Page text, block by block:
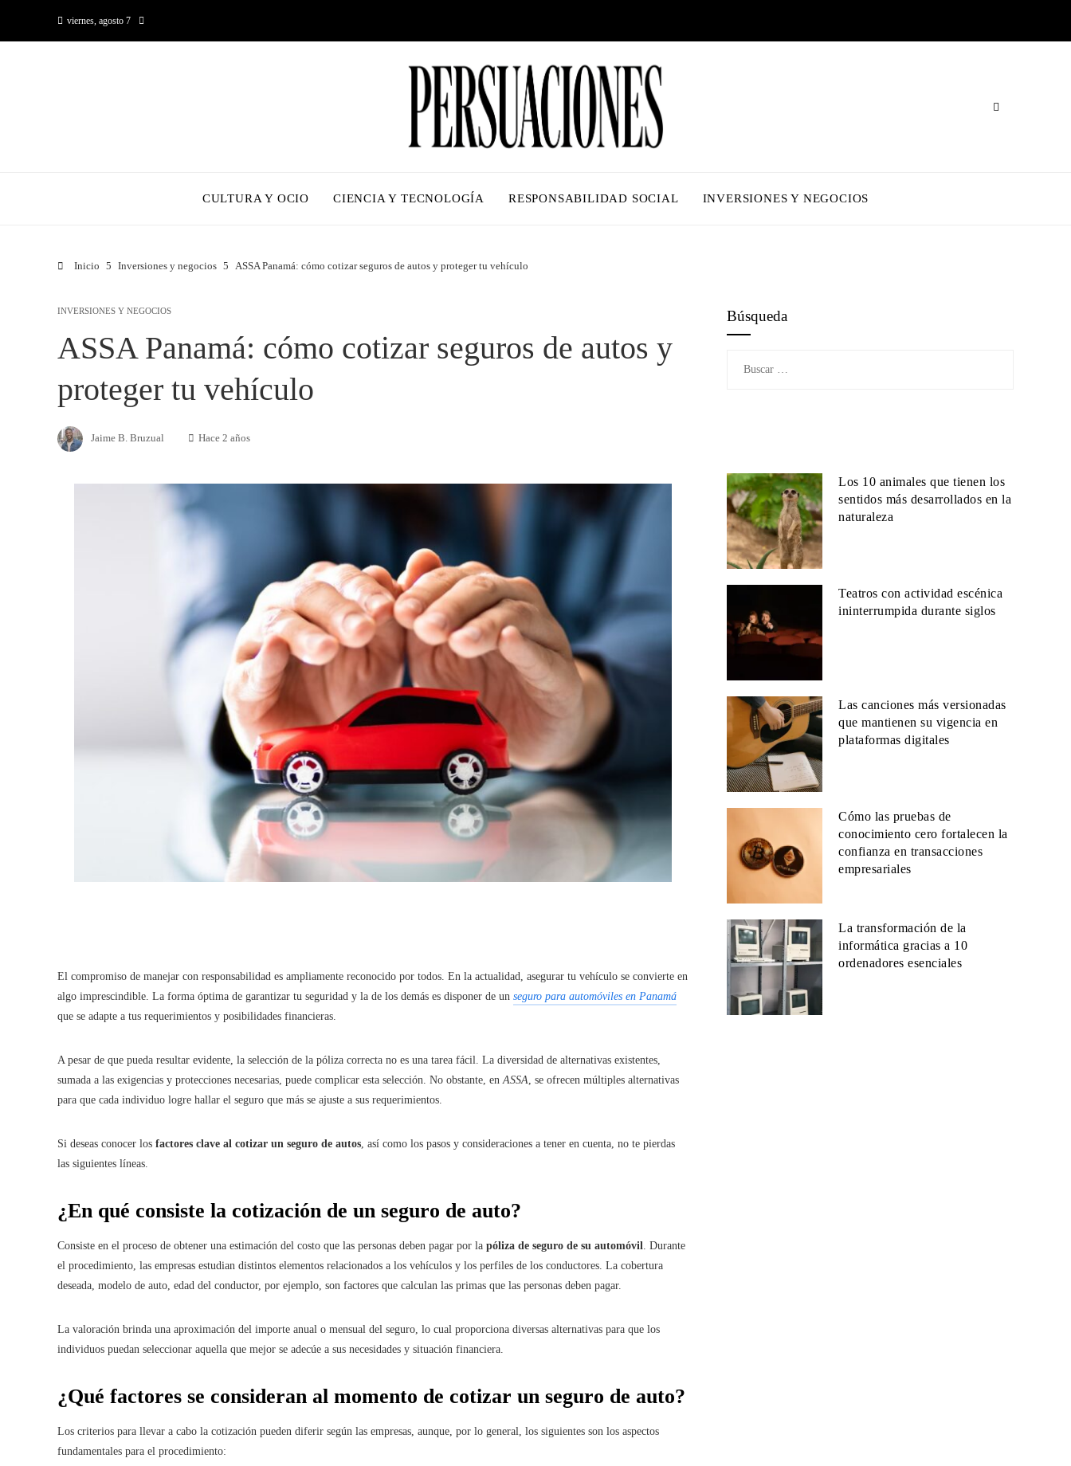
viernes, agosto 7
CULTURA Y OCIO CIENCIA Y TECNOLOGÍA RESPONSABILIDAD SOCIAL INVERSIONES Y NEGOCIOS
Inicio Inversiones y negocios ASSA Panamá: cómo cotizar seguros de autos y proteger tu vehículo
INVERSIONES Y NEGOCIOS
ASSA Panamá: cómo cotizar seguros de autos y
proteger tu vehículo
Jaime B. Bruzual Hace 2 años
El compromiso de manejar con responsabilidad es ampliamente reconocido por todos. En la actualidad, asegurar tu vehículo se convierte en
algo imprescindible. La forma óptima de garantizar tu seguridad y la de los demás es disponer de un seguro para automóviles en Panamá
que se adapte a tus requerimientos y posibilidades financieras.
A pesar de que pueda resultar evidente, la selección de la póliza correcta no es una tarea fácil. La diversidad de alternativas existentes,
sumada a las exigencias y protecciones necesarias, puede complicar esta selección. No obstante, en ASSA , se ofrecen múltiples alternativas
para que cada individuo logre hallar el seguro que más se ajuste a sus requerimientos.
Si deseas conocer los factores clave al cotizar un seguro de autos , así como los pasos y consideraciones a tener en cuenta, no te pierdas
las siguientes líneas.
¿En qué consiste la cotización de un seguro de auto?
Consiste en el proceso de obtener una estimación del costo que las personas deben pagar por la póliza de seguro de su automóvil
. Durante
el procedimiento, las empresas estudian distintos elementos relacionados a los vehículos y los perfiles de los conductores. La cobertura
deseada, modelo de auto, edad del conductor, por ejemplo, son factores que calculan las primas que las personas deben pagar.
La valoración brinda una aproximación del importe anual o mensual del seguro, lo cual proporciona diversas alternativas para que los
individuos puedan seleccionar aquella que mejor se adecúe a sus necesidades y situación financiera.
¿Qué factores se consideran al momento de cotizar un seguro de auto?
Los criterios para llevar a cabo la cotización pueden diferir según las empresas, aunque, por lo general, los siguientes son los aspectos
fundamentales para el procedimiento:
Búsqueda
Los 10 animales que tienen los
sentidos más desarrollados en la
naturaleza
Teatros con actividad escénica
ininterrumpida durante siglos
Las canciones más versionadas
que mantienen su vigencia en
plataformas digitales
Cómo las pruebas de
conocimiento cero fortalecen la
confianza en transacciones
empresariales
La transformación de la
informática gracias a 10
ordenadores esenciales